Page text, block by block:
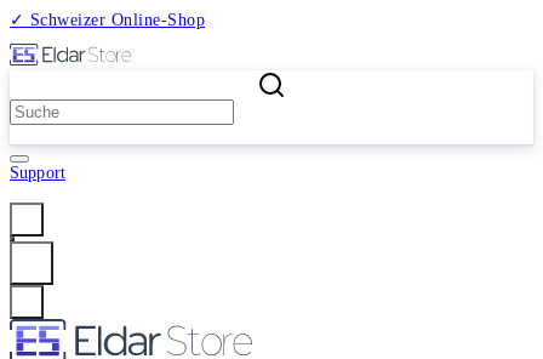
✓ Schweizer Online-Shop
Support